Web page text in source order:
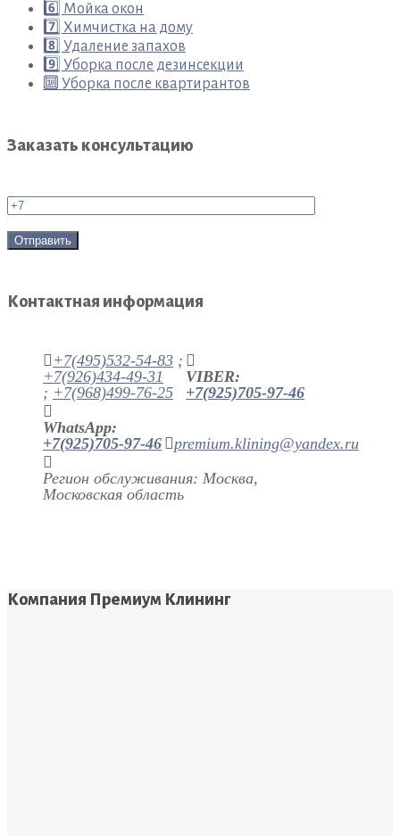
6️⃣ Мойка окон
7️⃣ Химчистка на дому
8️⃣ Удаление запахов
9️⃣ Уборка после дезинсекции
🔟 Уборка после квартирантов
Заказать консультацию
Контактная информация
+7(495)532-54-83 ;
+7(926)434-49-31
; +7(968)499-76-25
VIBER:
+7(925)705-97-46
WhatsApp:
+7(925)705-97-46
premium.klining@yandex.ru
Регион обслуживания: Москва,
Московская область
Компания Премиум Клининг